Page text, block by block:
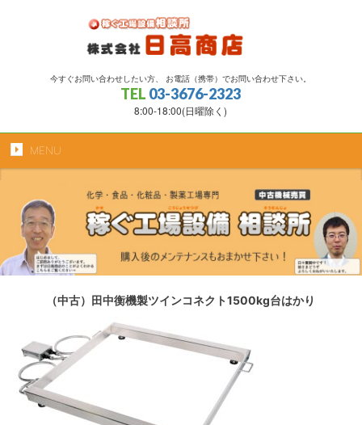
今すぐお問い合わせしたい方、 お電話（携帯）でお問い合わせ下さい。
TEL 03-3676-2323
8:00-18:00(日曜除く)
MENU
（中古）田中衡機製ツインコネクト1500kg台はかり